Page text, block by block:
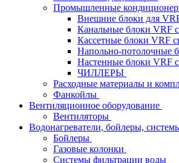
Промышленные
Внешние блоки для
Канальные блоки VRF
Кассетные блоки VRF
Напольно-потолочные
Настенные блоки VRF
ЧИЛЛЕРЫ
Расходные материалы и
Фанкойлы
Вентиляционное оборудование
Вентиляторы
Водонагреватели, бойлеры,
Бойлеры
Газовые колонки
Системы фильтрации воды